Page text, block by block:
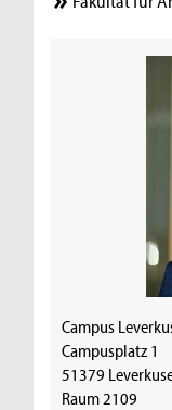
Campus
Campusplatz 1
51379
Raum 2109